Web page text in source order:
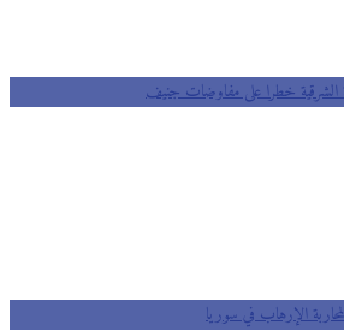
الشرقية خطرا على مفاوضات جنيف
الإرهاب في سوريا